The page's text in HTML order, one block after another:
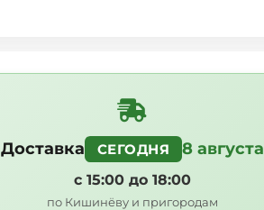
Доставка СЕГОДНЯ 8 августа
с 15:00 до 18:00
по Кишинёву и пригородам